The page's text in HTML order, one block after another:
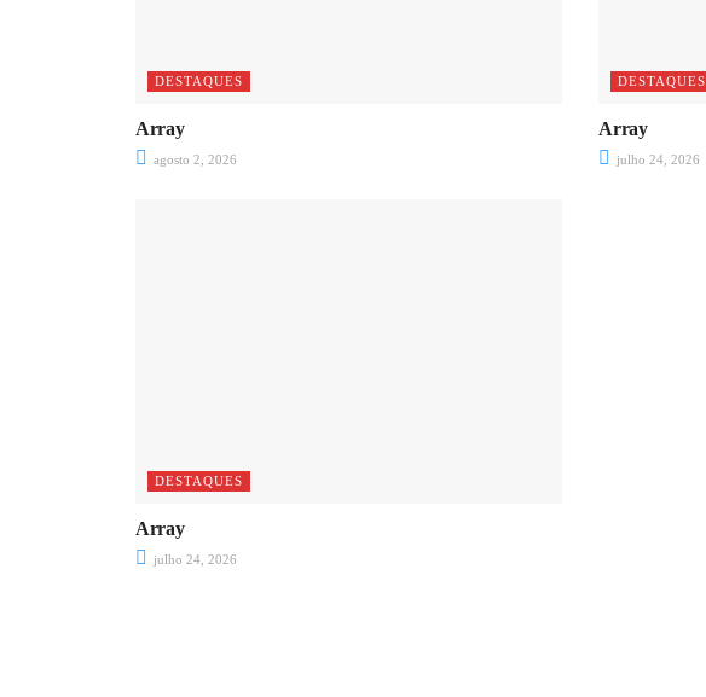
DESTAQUES
Array
agosto 2, 2026
DESTAQUES
Array
julho 24, 2026
DESTAQUES
Array
julho 24, 2026